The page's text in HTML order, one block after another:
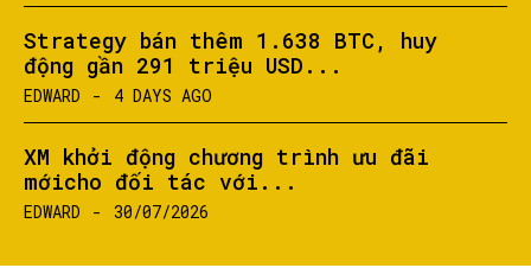
Strategy bán thêm 1.638 BTC, huy
động gần 291 triệu USD...
EDWARD - 4 DAYS AGO
XM khởi động chương trình ưu đãi
mớicho đối tác với...
EDWARD - 30/07/2026